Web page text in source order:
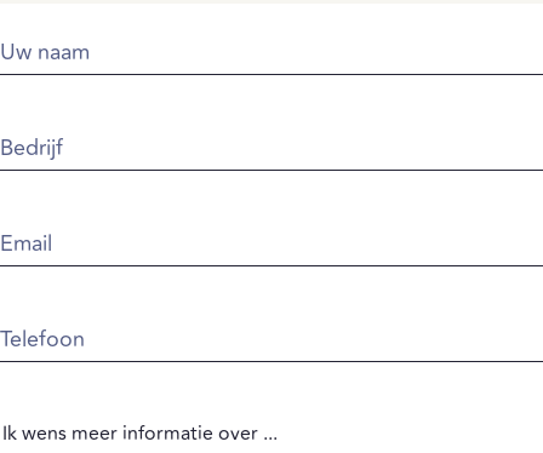
Uw naam
Bedrijf
Email
Telefoon
Ik wens meer informatie over ...